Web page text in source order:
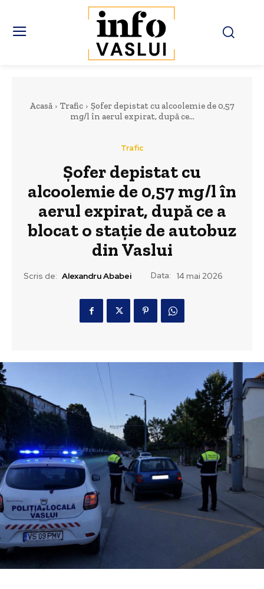
Acasă Trafic
Șofer depistat cu alcoolemie de 0,57
mg/l în aerul expirat, după ce...
Trafic
Șofer depistat cu
alcoolemie de 0,57 mg/l în
aerul expirat, după ce a
blocat o stație de autobuz
din Vaslui
Scris de: Alexandru Ababei Data: 14 mai 2026